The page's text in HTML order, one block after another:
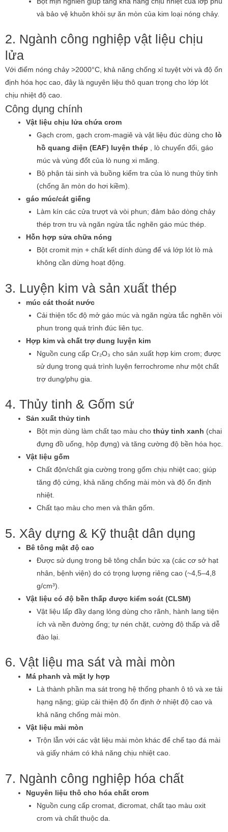
và bảo vệ khuôn khỏi sự ăn mòn của kim loại nóng chảy.
2. Ngành công nghiệp vật liệu chịu
lửa
Với điểm nóng chảy >2000°C, khả năng chống xỉ tuyệt vời và độ ổn
định hóa học cao, đây là nguyên liệu thô quan trọng cho lớp lót
chịu nhiệt độ cao.
Công dụng chính
Vật liệu chịu lửa chứa crom
Gạch crom, gạch crom-magiê và vật liệu đúc dùng cho lò
hồ quang điện (EAF) luyện thép , lò chuyển đổi, gáo
múc và vùng đốt của lò nung xi măng.
Bộ phận tái sinh và buồng kiểm tra của lò nung thủy tinh
(chống ăn mòn do hơi kiềm).
gáo múc/cát giếng
Làm kín các cửa trượt và vòi phun; đảm bảo dòng chảy
thép trơn tru và ngăn ngừa tắc nghẽn gáo múc thép.
Hỗn hợp sửa chữa nóng
Bột cromit mịn + chất kết dính dùng để vá lớp lót lò mà
không cần dừng hoạt động.
3. Luyện kim và sản xuất thép
múc cát thoát nước
Cải thiện tốc độ mở gáo múc và ngăn ngừa tắc nghẽn vòi
phun trong quá trình đúc liên tục.
Hợp kim và chất trợ dung luyện kim
Nguồn cung cấp Cr₂O₃ cho sản xuất hợp kim crom; được
sử dụng trong quá trình luyện ferrochrome như một chất
trợ dung/phụ gia.
4. Thủy tinh & Gốm sứ
Sản xuất thủy tinh
Bột mịn dùng làm chất tạo màu cho thủy tinh xanh (chai
đựng đồ uống, hộp đựng) và tăng cường độ bền hóa học.
Vật liệu gốm
Chất độn/chất gia cường trong gốm chịu nhiệt cao; giúp
tăng độ cứng, khả năng chống mài mòn và độ ổn định
nhiệt.
Chất tạo màu cho men và thân gốm.
5. Xây dựng & Kỹ thuật dân dụng
Bê tông mật độ cao
Được sử dụng trong bê tông chắn bức xạ (các cơ sở hạt
nhân, bệnh viện) do có trọng lượng riêng cao (~4,5–4,8
g/cm³).
Vật liệu có độ bền thấp được kiểm soát (CLSM)
Vật liệu lấp đầy dạng lỏng dùng cho rãnh, hành lang tiện
ích và nền đường ống; tự nén chặt, cường độ thấp và dễ
đào lại.
6. Vật liệu ma sát và mài mòn
Má phanh và mặt ly hợp
Là thành phần ma sát trong hệ thống phanh ô tô và xe tải
hạng nặng; giúp cải thiện độ ổn định ở nhiệt độ cao và
khả năng chống mài mòn.
Vật liệu mài mòn
Trộn lẫn với các vật liệu mài mòn khác để chế tạo đá mài
và giấy nhám có khả năng chịu nhiệt cao.
7. Ngành công nghiệp hóa chất
Nguyên liệu thô cho hóa chất crom
Nguồn cung cấp cromat, đicromat, chất tạo màu oxit
crom và chất thuộc da.